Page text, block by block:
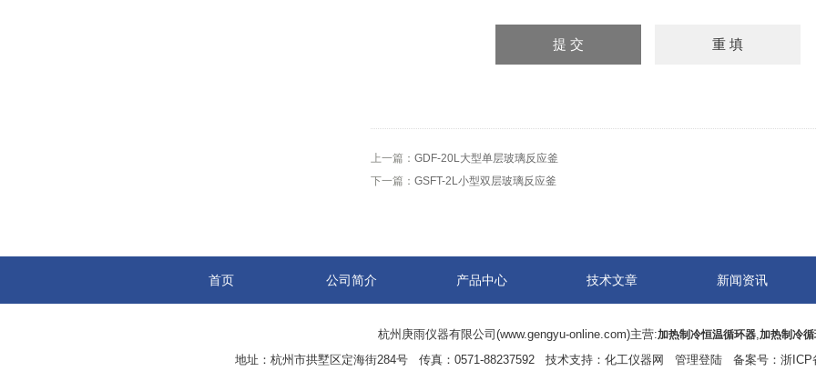
上一篇： GDF-20L大型单层玻璃反应釜
下一篇： GSFT-2L小型双层玻璃反应釜
首页 公司简介 产品中心 技术文章 新闻资讯
杭州庚雨仪器有限公司(www.gengyu-online.com)主营:加热制冷恒温循环器,加热制冷
地址：杭州市拱墅区定海街284号 传真：0571-88237592 技术支持： 化工仪器网 管理登陆 备案号： 浙ICP